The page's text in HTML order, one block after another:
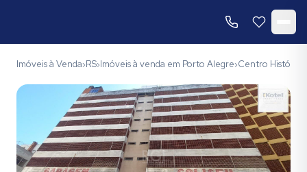
Imóveis à Venda›RS›Imóveis à venda em Porto Alegre›Centro Histórico